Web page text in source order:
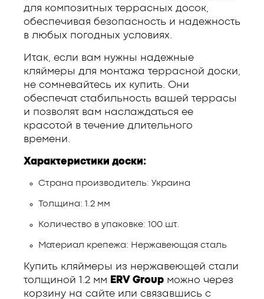
для композитных террасных досок,
обеспечивая безопасность и надежность
в любых погодных условиях.
Итак, если вам нужны надежные
кляймеры для монтажа террасной доски,
не сомневайтесь их купить. Они
обеспечат стабильность вашей террасы
и позволят вам наслаждаться ее
красотой в течение длительного
времени.
Характеристики доски:
Страна производитель: Украина
Толщина: 1.2 мм
Количество в упаковке: 100 шт.
Материал крепежа: Нержавеющая сталь
Купить кляймеры из нержавеющей стали
толщиной 1.2 мм
ERV Group можно через
корзину на сайте или связавшись с